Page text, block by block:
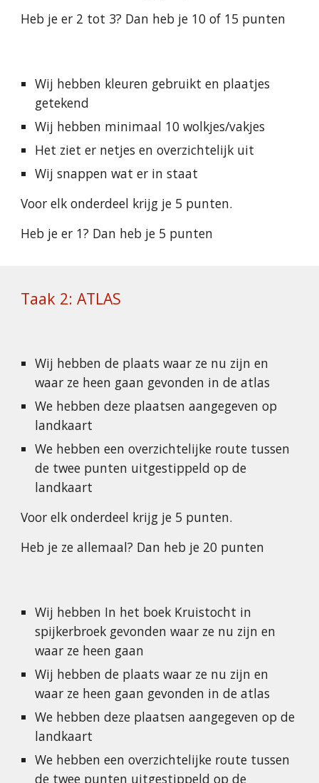
Heb je er 2 tot 3? Dan heb je 10 of 15 punten
Wij hebben kleuren gebruikt en plaatjes
getekend
Wij hebben minimaal 10 wolkjes/vakjes
Het ziet er netjes en overzichtelijk uit
Wij snappen wat er in staat
Voor elk onderdeel krijg je 5 punten.
Heb je er 1? Dan heb je 5 punten
Taak 2: ATLAS
Wij hebben de plaats waar ze nu zijn en
waar ze heen gaan gevonden in de atlas
We hebben deze plaatsen aangegeven op
landkaart
We hebben een overzichtelijke route tussen
de twee punten uitgestippeld op de
landkaart
Voor elk onderdeel krijg je 5 punten.
Heb je ze allemaal? Dan heb je 20 punten
Wij hebben In het boek Kruistocht in
spijkerbroek gevonden waar ze nu zijn en
waar ze heen gaan
Wij hebben de plaats waar ze nu zijn en
waar ze heen gaan gevonden in de atlas
We hebben deze plaatsen aangegeven op de
landkaart
We hebben een overzichtelijke route tussen
de twee punten uitgestippeld op de